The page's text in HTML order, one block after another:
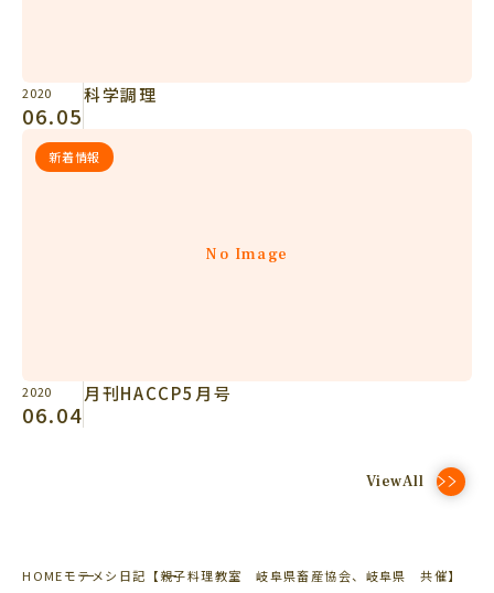
2020
06.05
科学調理
No Image
新着情報
2020
06.04
月刊HACCP5月号
ViewAll
HOMEモテメシ日記 【親子料理教室 岐阜県畜産協会、岐阜県 共催】